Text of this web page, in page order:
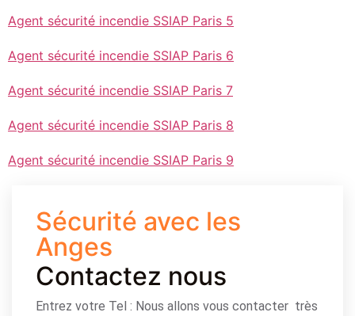
Agent sécurité incendie SSIAP Paris 5
Agent sécurité incendie SSIAP Paris 6
Agent sécurité incendie SSIAP Paris 7
Agent sécurité incendie SSIAP Paris 8
Agent sécurité incendie SSIAP Paris 9
Sécurité avec les
Anges
Contactez nous
Entrez votre Tel : Nous allons vous contacter très